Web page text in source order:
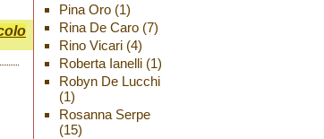
Pina Oro(1)
Rina De Caro(7)
Rino Vicari(4)
Roberta Ianelli(1)
Robyn De Lucchi
(1)
Rosanna Serpe
(15)